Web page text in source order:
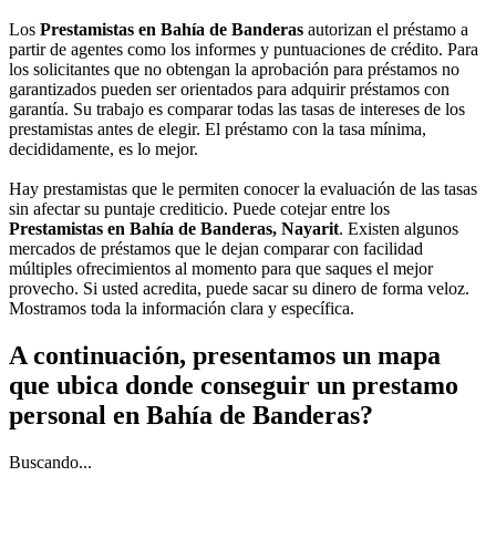
Los Prestamistas en Bahía de Banderas autorizan el préstamo a
partir de agentes como los informes y puntuaciones de crédito. Para
los solicitantes que no obtengan la aprobación para préstamos no
garantizados pueden ser orientados para adquirir préstamos con
garantía. Su trabajo es comparar todas las tasas de intereses de los
prestamistas antes de elegir. El préstamo con la tasa mínima,
decididamente, es lo mejor.
Hay prestamistas que le permiten conocer la evaluación de las tasas
sin afectar su puntaje crediticio. Puede cotejar entre los
Prestamistas en Bahía de Banderas, Nayarit. Existen algunos
mercados de préstamos que le dejan comparar con facilidad
múltiples ofrecimientos al momento para que saques el mejor
provecho. Si usted acredita, puede sacar su dinero de forma veloz.
Mostramos toda la información clara y específica.
A continuación, presentamos un mapa
que ubica donde conseguir un prestamo
personal en Bahía de Banderas?
Buscando...